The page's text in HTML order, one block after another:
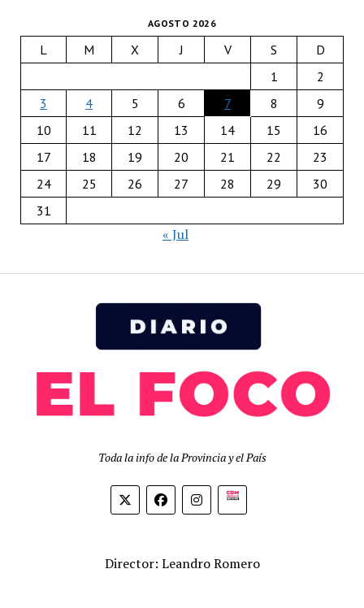
AGOSTO 2026
L M X J V S
D
1
2
3
4 5 6 7 8
9
10
11 12 13 14 15
16
17
18 19 20 21 22
23
24
25 26 27 28 29
30
31
« Jul
Toda la info de la Provincia y el País
Biolink
Director: Leandro Romero